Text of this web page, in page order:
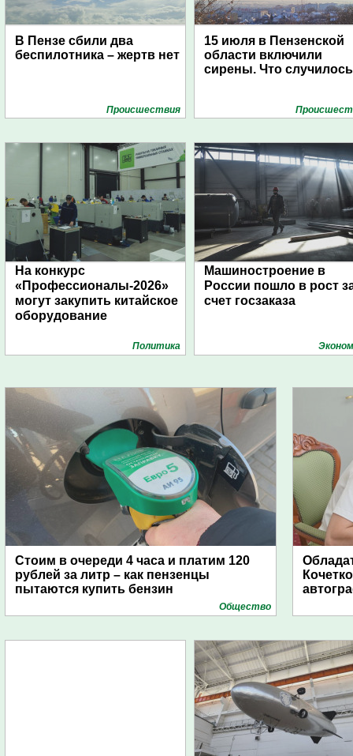
В Пензе сбили два
беспилотника – жертв нет
Проиcшествия
15 июля в Пензенской
области включили
сирены. Что
На конкурс
«Профессионалы-2026»
могут закупить китайское
оборудование
Политика
Машиностроение в
России пошло в рост
счет госзаказа
Стоим в очереди 4 часа и платим 120
рублей за литр – как пензенцы
пытаются купить бензин
Общество